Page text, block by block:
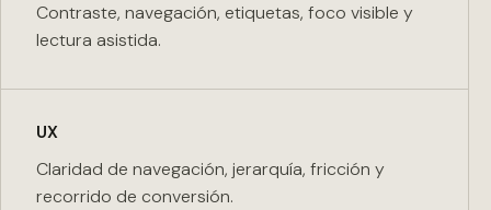
Contraste, navegación, etiquetas, foco visible y
lectura asistida.
UX
Claridad de navegación, jerarquía, fricción y
recorrido de conversión.